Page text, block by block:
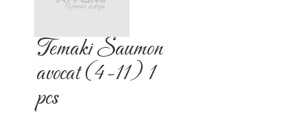
Temaki Saumon
avocat (4-11) 1
pcs